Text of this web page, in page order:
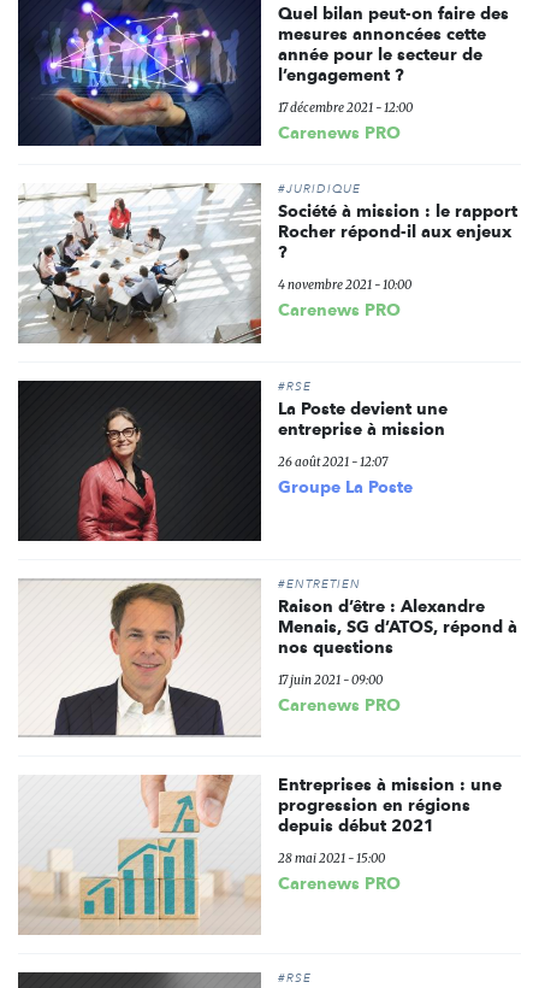
Quel bilan peut-on faire des
mesures annoncées cette
année pour le secteur de
l’engagement ?
17 décembre 2021 - 12:00
Carenews PRO
#JURIDIQUE
Société à mission : le rapport
Rocher répond-il aux enjeux
?
4 novembre 2021 - 10:00
Carenews PRO
#RSE
La Poste devient une
entreprise à mission
26 août 2021 - 12:07
Groupe La Poste
#ENTRETIEN
Raison d’être : Alexandre
Menais, SG d’ATOS, répond à
nos questions
17 juin 2021 - 09:00
Carenews PRO
Entreprises à mission : une
progression en régions
depuis début 2021
28 mai 2021 - 15:00
Carenews PRO
#RSE